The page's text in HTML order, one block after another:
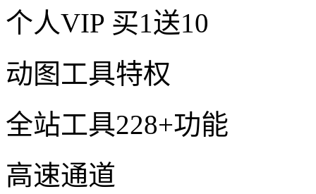
个人VIP 买1送10
动图工具特权
全站工具228+功能
高速通道